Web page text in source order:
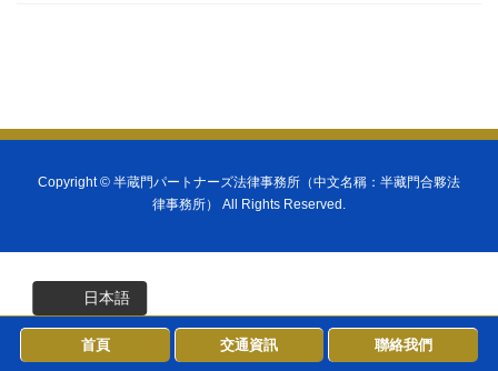
日本語
Copyright © 半蔵門パートナーズ法律事務所（中文名稱：半藏門合夥法
律事務所）
All Rights Reserved.
首頁 交通資訊 聯絡我們